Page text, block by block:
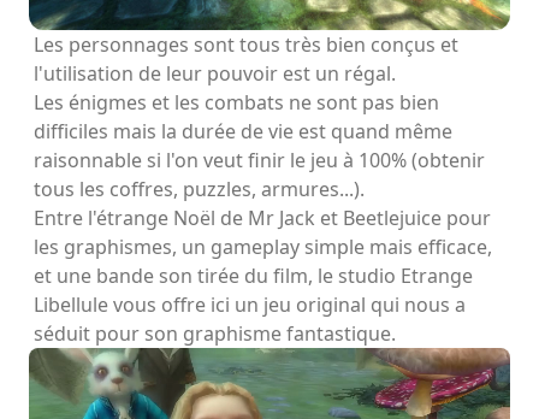
Les personnages sont tous très bien conçus et
l'utilisation de leur pouvoir est un régal.
Les énigmes et les combats ne sont pas bien
difficiles mais la durée de vie est quand même
raisonnable si l'on veut finir le jeu à 100% (obtenir
tous les coffres, puzzles, armures...).
Entre l'étrange Noël de Mr Jack et Beetlejuice pour
les graphismes, un gameplay simple mais efficace,
et une bande son tirée du film, le studio Etrange
Libellule vous offre ici un jeu original qui nous a
séduit pour son graphisme fantastique.